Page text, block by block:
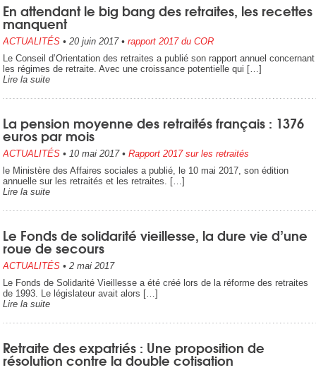
En attendant le big bang des retraites, les recettes
manquent
ACTUALITÉS • 20 juin 2017• rapport 2017 du COR
Le Conseil d’Orientation des retraites a publié son rapport annuel concernant
les régimes de retraite. Avec une croissance potentielle qui […]
Lire la suite
La pension moyenne des retraités français : 1376
euros par mois
ACTUALITÉS • 10 mai 2017• Rapport 2017 sur les retraités
le Ministère des Affaires sociales a publié, le 10 mai 2017, son édition
annuelle sur les retraités et les retraites. […]
Lire la suite
Le Fonds de solidarité vieillesse, la dure vie d’une
roue de secours
ACTUALITÉS • 2 mai 2017
Le Fonds de Solidarité Vieillesse a été créé lors de la réforme des retraites
de 1993. Le législateur avait alors […]
Lire la suite
Retraite des expatriés : Une proposition de
résolution contre la double cotisation